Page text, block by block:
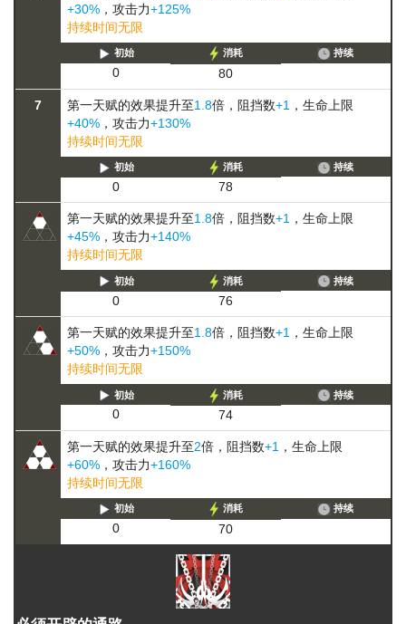
+30% ，攻击力+125%
持续时间无限
初始
0
消耗
80
持续
7 第一天赋的效果提升至1.8倍，阻挡数+1 ，生命上限
+40% ，攻击力+130%
持续时间无限
初始
0
消耗
78
持续
第一天赋的效果提升至1.8倍，阻挡数+1 ，生命上限
+45% ，攻击力+140%
持续时间无限
初始
0
消耗
76
持续
第一天赋的效果提升至1.8倍，阻挡数+1 ，生命上限
+50% ，攻击力+150%
持续时间无限
初始
0
消耗
74
持续
第一天赋的效果提升至2倍，阻挡数+1 ，生命上限
+60% ，攻击力+160%
持续时间无限
初始
0
消耗
70
持续